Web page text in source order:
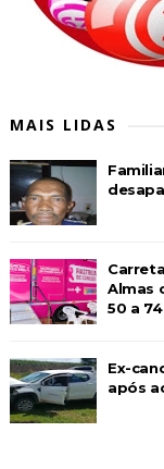
MAIS LIDAS
Almas
50 a
Ex-
após